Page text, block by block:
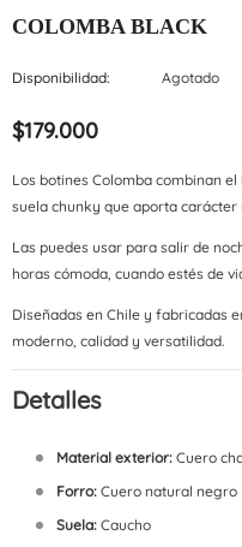
COLOMBA BLACK
Disponibilidad: Agotado
$179.000
Los botines Colomba combinan
suela chunky que aporta
Las puedes usar para salir de
horas cómoda, cuando estés de
Diseñadas en Chile y fabricadas
moderno, calidad y versatilidad.
Detalles
Material exterior: Cuero
Forro: Cuero natural negro
Suela: Caucho